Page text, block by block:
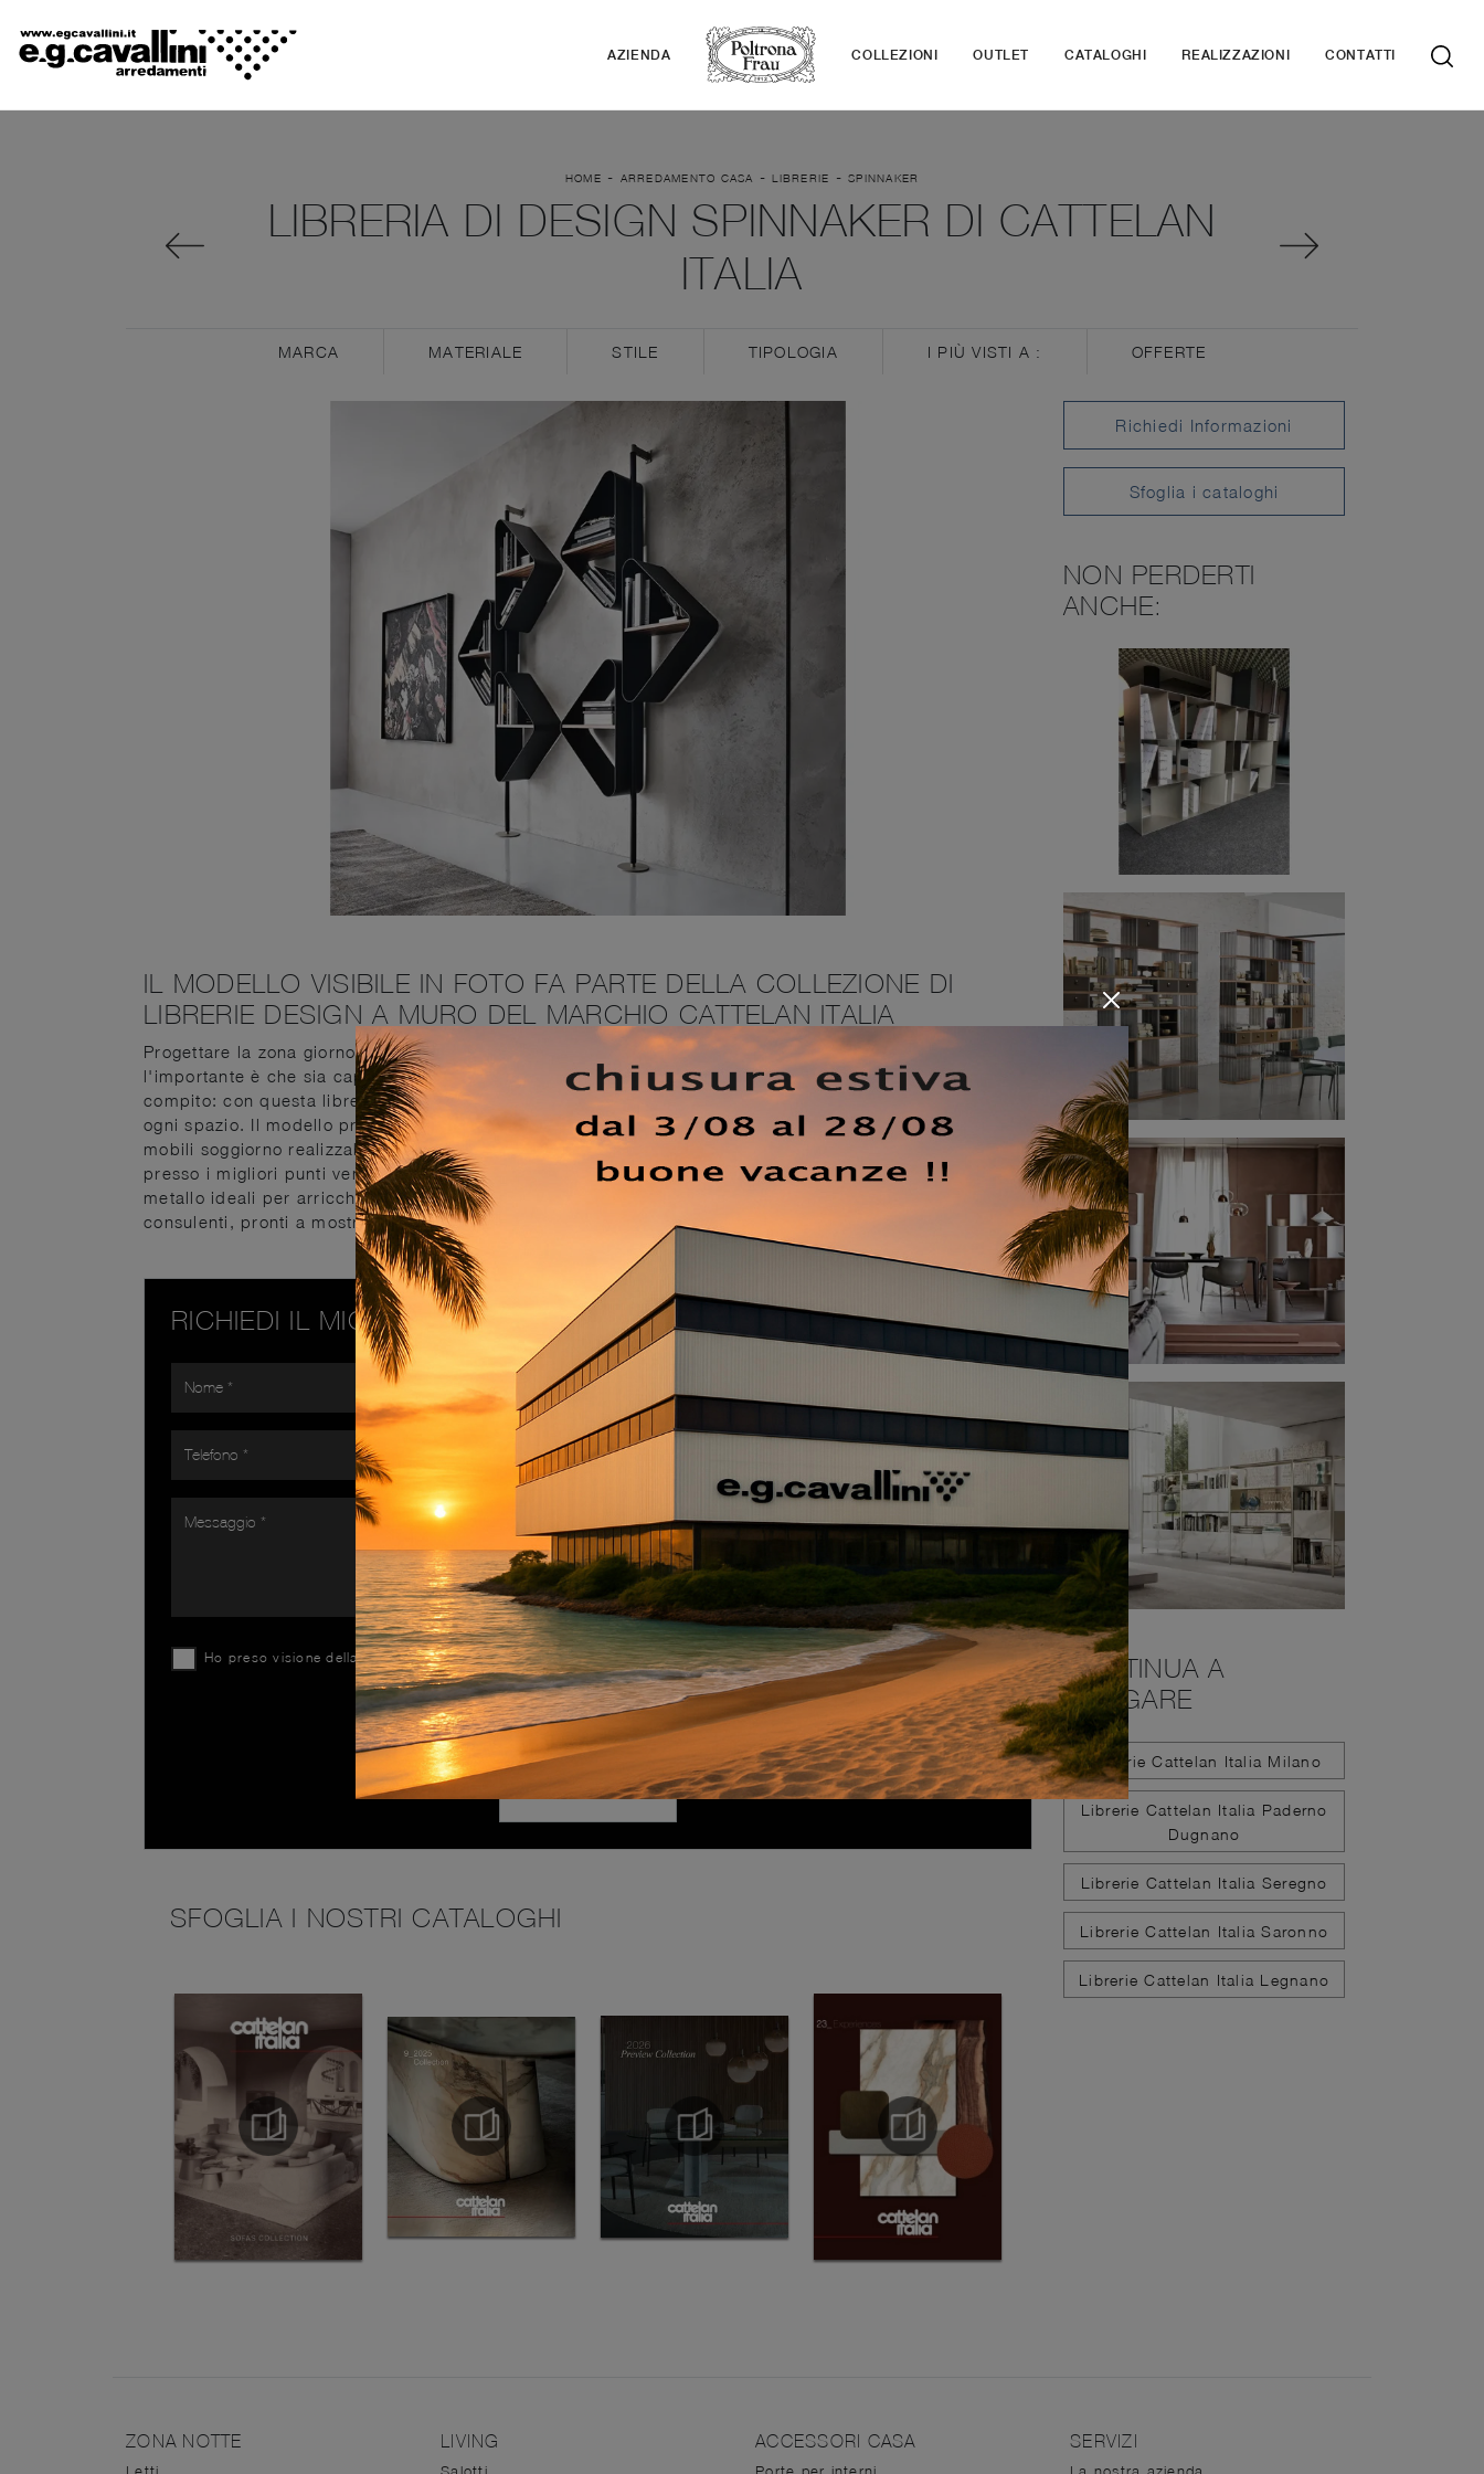
AZIENDA COLLEZIONI OUTLET CATALOGHI REALIZZAZIONI CONTATTI
HOME - ARREDAMENTO CASA -LIBRERIE - SPINNAKER
LIBRERIA DI DESIGN SPINNAKER DI CATTELAN
ITALIA
MARCA MATERIALE STILE TIPOLOGIA I PIÙ VISTI A : OFFERTE
IL MODELLO VISIBILE IN FOTO FA PARTE DELLA COLLEZIONE DI
LIBRERIE DESIGN A MURO DEL MARCHIO CATTELAN ITALIA
Progettare la zona giorno è semplice se si sceglie la migliore libreria per allestire il proprio spazio,
l'importante è che sia capiente e gradevole. Mantenere la zona giorno in ordine non è il suo unico
compito: con questa libreria potrai creare il progetto d'arredo che hai sempre voluto sfruttando bene
ogni spazio. Il modello presente in foto è la
Libreria di design Spinnaker di Cattelan Italia, uno dei
mobili soggiorno realizzabili su misura del noto e conosciuto marchio di Arredamento Casa. Scopri
presso i migliori punti vendita di mobili le più belle Librerie a muro, tra cui anche quelle design in
metallo ideali per arricchire soggiorni di ogni genere. Nel nostro showroom ti aspettano i migliori
consulenti, pronti a mostrarti mobili ed elementi accessori belli e utili per la tua casa.
RICHIEDI IL MIGLIOR PREZZO
Ho preso visione dellaPrivacy Policy
INVIA
SFOGLIA I NOSTRI CATALOGHI
Richiedi Informazioni
Sfoglia i cataloghi
NON PERDERTI
ANCHE:
CONTINUA A
NAVIGARE
Librerie Cattelan Italia Milano
Librerie Cattelan Italia Paderno
Dugnano
Librerie Cattelan Italia Seregno
Librerie Cattelan Italia Saronno
Librerie Cattelan Italia Legnano
ZONA NOTTE LIVING ACCESSORI CASA SERVIZI